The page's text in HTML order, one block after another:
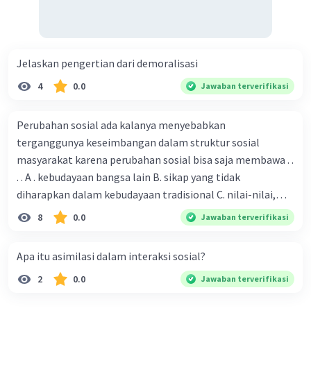
Jelaskan pengertian dari demoralisasi
4 0.0 Jawaban terverifikasi
Perubahan sosial ada kalanya menyebabkan
terganggunya keseimbangan dalam struktur sosial
masyarakat karena perubahan sosial bisa saja membawa . .
. . A . kebudayaan bangsa lain B. sikap yang tidak
diharapkan dalam kebudayaan tradisional C. nilai-nilai,
sikap, dan pola . perilaku yang berbeda D. tidak sesuai
dengan kebudayaan masyarakat setempat
8 0.0 Jawaban terverifikasi
Apa itu asimilasi dalam interaksi sosial?
2 0.0 Jawaban terverifikasi